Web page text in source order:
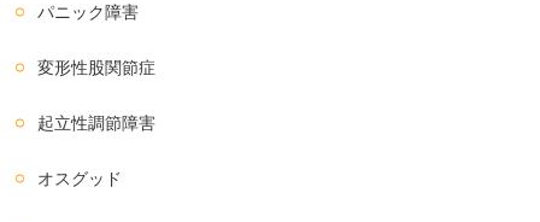
パニック障害
変形性股関節症
起立性調節障害
オスグッド